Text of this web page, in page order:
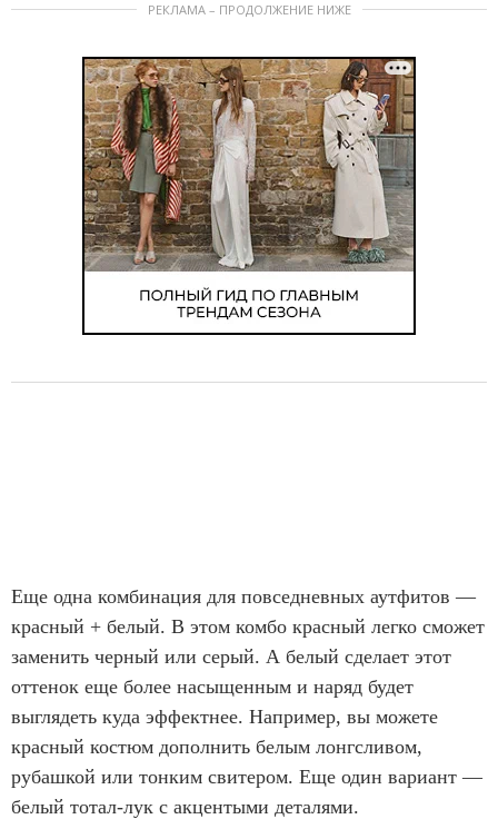
РЕКЛАМА – ПРОДОЛЖЕНИЕ НИЖЕ
Еще одна комбинация для повседневных аутфитов —
красный + белый. В этом комбо красный легко сможет
заменить черный или серый. А белый сделает этот
оттенок еще более насыщенным и наряд будет
выглядеть куда эффектнее. Например, вы можете
красный костюм дополнить белым лонгсливом,
рубашкой или тонким свитером. Еще один вариант —
белый тотал-лук с акцентыми деталями.